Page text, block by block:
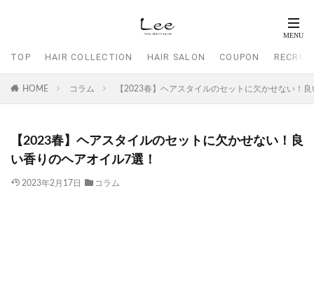
TOP HAIR COLLECTION HAIR SALON COUPON
HOME コラム 【2023春】ヘアスタイルのセットに欠かせない！
【2023春】ヘアスタイルのセットに欠かせない！良
い香りのヘアオイル7選！
2023年2月17日 コラム